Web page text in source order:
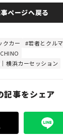
n
e
d
4
4
ページへ戻る
クカー
若者とクルマ
横浜カーセッション
記事をシェア